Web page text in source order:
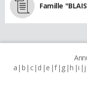
Famille
a b c d e f g h i j